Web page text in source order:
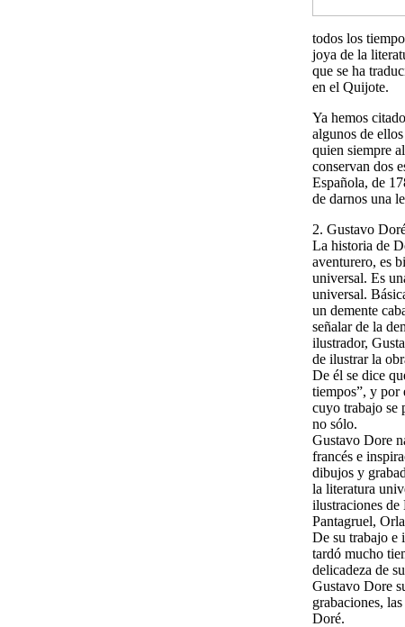
todos los
joya de la
que se ha
en el Quijote.
Ya hemos
algunos de
quien siempre
conservan dos
Española, de
de darnos una
2. Gustavo
La historia de
aventurero, es
universal. Es
universal.
un demente
señalar de la
ilustrador,
de ilustrar la
De él se dice
tiempos”, y por
cuyo trabajo se
no sólo.
Gustavo Dore
francés e
dibujos y
la literatura
ilustraciones
Pantagruel,
De su trabajo e
tardó mucho
delicadeza de
Gustavo Dore
grabaciones,
Doré.